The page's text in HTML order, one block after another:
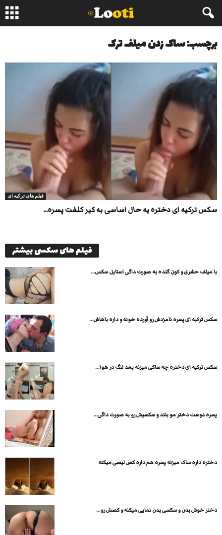
برچسب: ساک زدن میلف ترک
فیلم های ترکیه ای
سکس ترکیه ای دختره یه حال اساسی به کیر کلفت پسره...
فیلم های سکسی بیشتر
با میلف حشری و کون گنده به صورت داگی استایل سکس...
سکس ترکیه ای پسره نامزدش رو آورده خونه و داره باهاش...
سکس ترکیه ای دختره چه ساکی میزنه بعد لنگ در هوا...
پسره دوست دختر مو بلند و سکسیش رو به صورت داگی...
دختره داره ساک میزنه پسره هم داره کص لیصی میکنه
دختر خوش بدن و سکسی بدن نمایی میکنه و کصش رو...